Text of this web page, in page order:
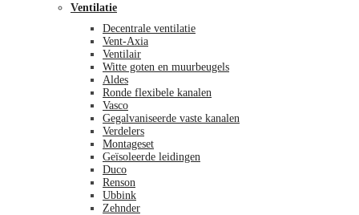
Ventilatie
Decentrale ventilatie
Vent-Axia
Ventilair
Witte goten en muurbeugels
Aldes
Ronde flexibele kanalen
Vasco
Gegalvaniseerde vaste kanalen
Verdelers
Montageset
Geïsoleerde leidingen
Duco
Renson
Ubbink
Zehnder